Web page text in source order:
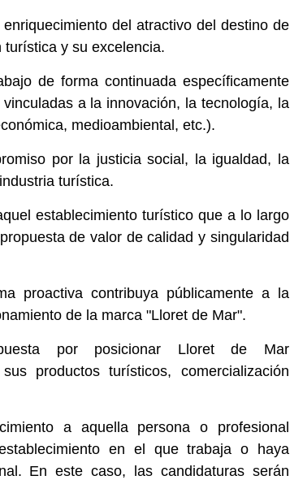
del atractivo del destino de
y su excelencia.
de forma continuada específicamente
a la innovación, la tecnología, la
medioambiental, etc.).
por la justicia social, la igualdad, la
turística.
establecimiento turístico que a lo largo
de valor de calidad y singularidad
proactiva contribuya públicamente a la
de la marca "Lloret de Mar".
por posicionar Lloret de Mar
productos turísticos, comercialización
a aquella persona o profesional
en el que trabaja o haya
En este caso, las candidaturas serán